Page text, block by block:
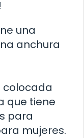
una
anchura
colocada
que tiene
para
mujeres.